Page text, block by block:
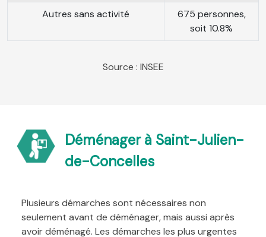
Autres sans activité
675 personnes,
soit 10.8%
Source : INSEE
Déménager à Saint-Julien-
de-Concelles
Plusieurs démarches sont nécessaires non
seulement avant de déménager, mais aussi après
avoir déménagé. Les démarches les plus urgentes